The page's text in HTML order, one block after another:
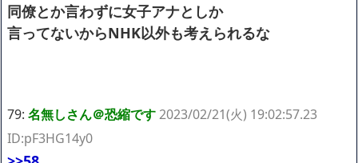
同僚とか言わずに女子アナとしか
言ってないからNHK以外も考えられるな
79: 名無しさん＠恐縮です2023/02/21(火) 19:02:57.23
ID:pF3HG14y0